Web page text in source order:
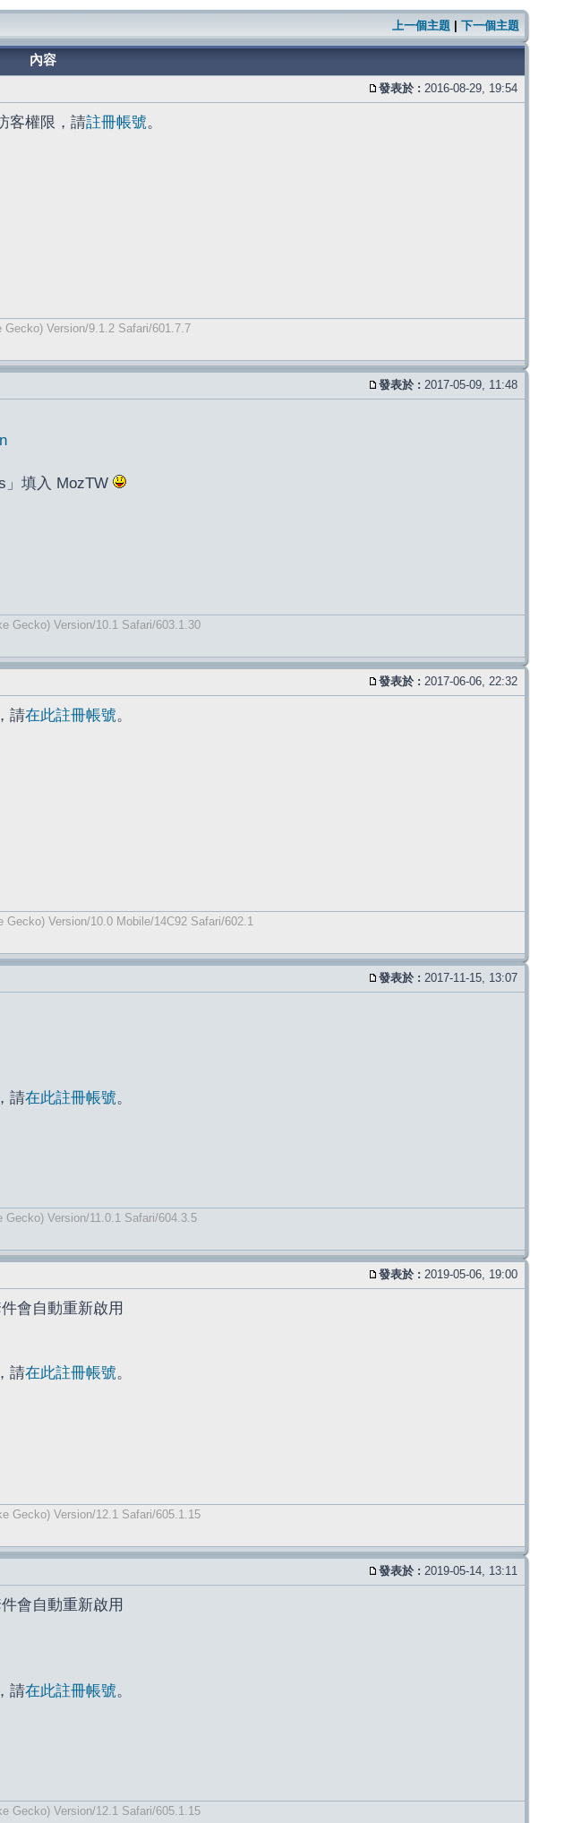
上一個主題 下一個主題
內容
發表於 : 2016-08-29, 19:54
客權限，請註冊帳號。
Version/9.1.2 Safari/601.7.7
發表於 : 2017-05-09, 11:48
」填入 MozTW
Gecko) Version/10.1 Safari/603.1.30
發表於 : 2017-06-06, 22:32
請在此註冊帳號。
Version/10.0 Mobile/14C92 Safari/602.1
發表於 : 2017-11-15, 13:07
請在此註冊帳號。
Version/11.0.1 Safari/604.3.5
發表於 : 2019-05-06, 19:00
件會自動重新啟用
請在此註冊帳號。
Gecko) Version/12.1 Safari/605.1.15
發表於 : 2019-05-14, 13:11
件會自動重新啟用
請在此註冊帳號。
Gecko) Version/12.1 Safari/605.1.15